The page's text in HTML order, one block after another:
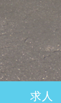
求人